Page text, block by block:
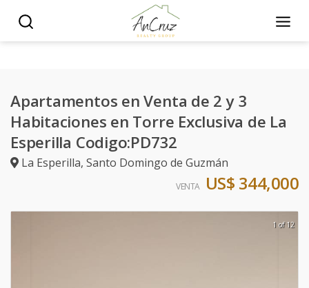
Apartamentos en Venta de 2 y 3
Habitaciones en Torre Exclusiva de La
Esperilla Codigo:PD732
La Esperilla, Santo Domingo de Guzmán
VENTA US$ 344,000
1 of 12